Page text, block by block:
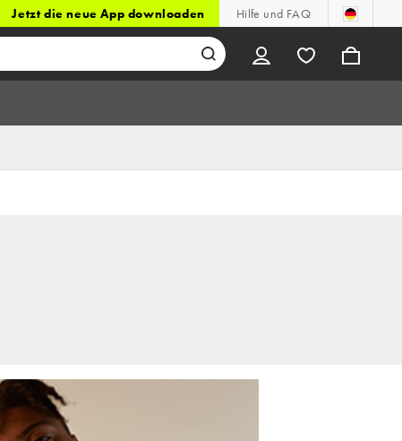
Jetzt die neue App downloaden Hilfe und FAQ